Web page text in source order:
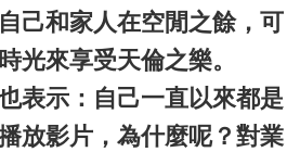
己和家人在空閒之餘，可
光來享受天倫之樂。
表示：自己一直以來都是
放影片，為什麼呢？對業